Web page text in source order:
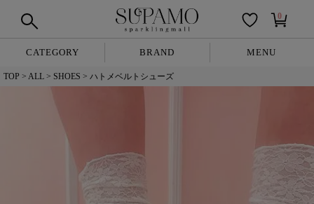
0
CATEGORY BRAND MENU
TOP ALL SHOES ハトメベルトシューズ